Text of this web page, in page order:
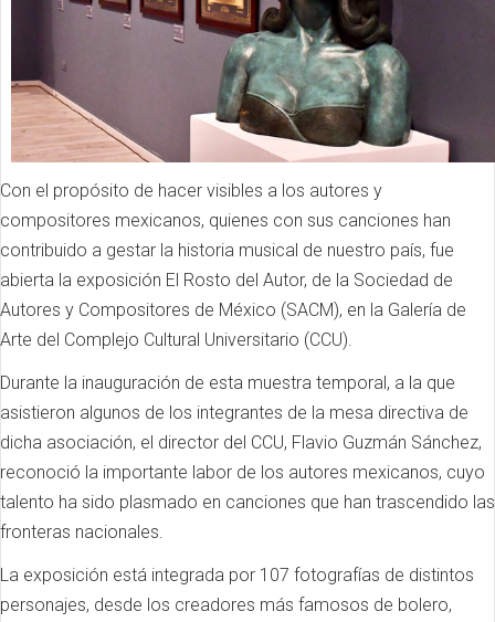
Con el propósito de hacer visibles a los autores y
compositores mexicanos, quienes con sus canciones han
contribuido a gestar la historia musical de nuestro país, fue
abierta la exposición El Rosto del Autor, de la Sociedad de
Autores y Compositores de México (SACM), en la Galería de
Arte del Complejo Cultural Universitario (CCU).
Durante la inauguración de esta muestra temporal, a la que
asistieron algunos de los integrantes de la mesa directiva de
dicha asociación, el director del CCU, Flavio Guzmán Sánchez,
reconoció la importante labor de los autores mexicanos, cuyo
talento ha sido plasmado en canciones que han trascendido las
fronteras nacionales.
La exposición está integrada por 107 fotografías de distintos
personajes, desde los creadores más famosos de bolero,